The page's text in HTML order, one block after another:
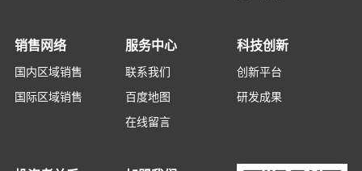
销售网络
国内区域销售
国际区域销售
服务中心
联系我们
百度地图
在线留言
科技创新
创新平台
研发成果